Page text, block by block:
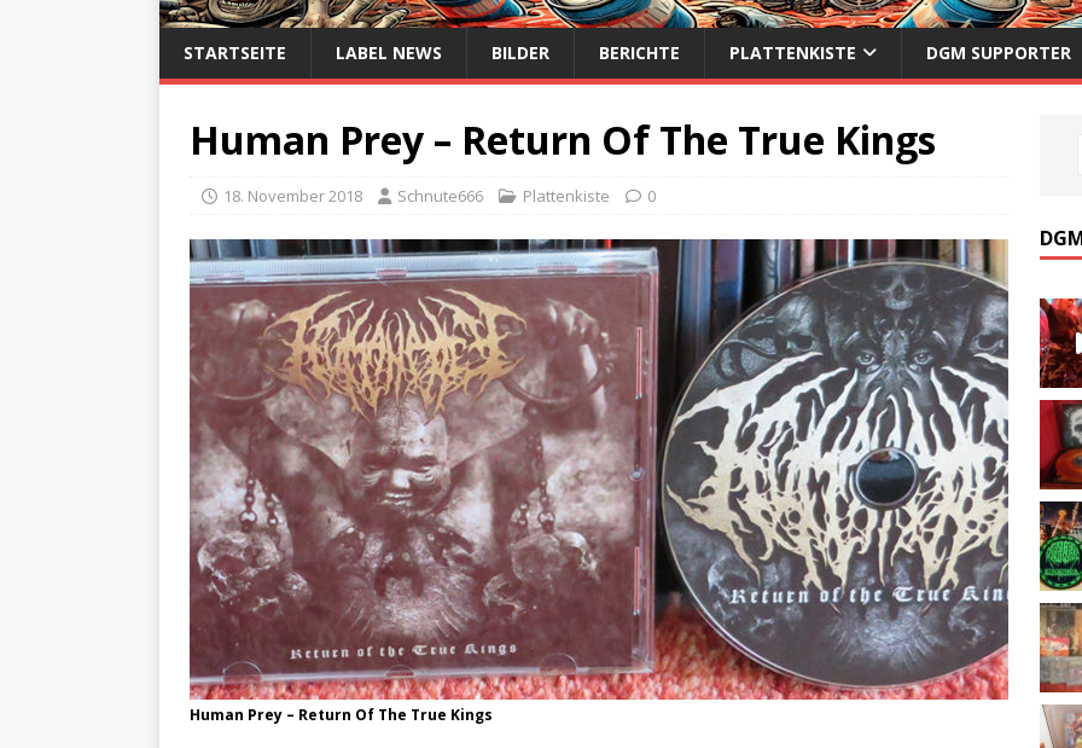
STARTSEITE LABEL NEWS BILDER BERICHTE PLATTENKISTE DGM SUPPORTER
Human Prey ‎– Return Of The True Kings
18. November 2018 Schnute666 Plattenkiste 0
Human Prey ‎– Return Of The True Kings